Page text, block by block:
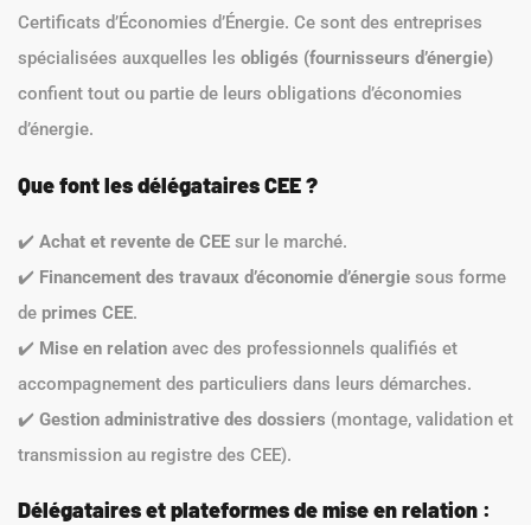
Certificats d’Économies d’Énergie. Ce sont des entreprises
spécialisées auxquelles les obligés (fournisseurs d’énergie)
confient tout ou partie de leurs obligations d’économies
d’énergie.
Que font les délégataires CEE ?
✔️ Achat et revente de CEE sur le marché.
✔️ Financement des travaux d’économie d’énergie sous forme
de primes CEE.
✔️ Mise en relation avec des professionnels qualifiés et
accompagnement des particuliers dans leurs démarches.
✔️ Gestion administrative des dossiers (montage, validation et
transmission au registre des CEE).
Délégataires et plateformes de mise en relation :